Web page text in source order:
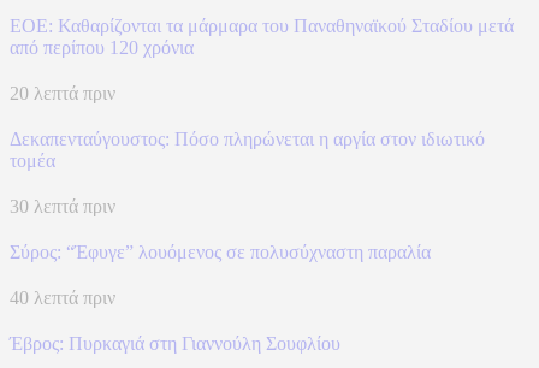
ΕΟΕ: Καθαρίζονται τα μάρμαρα του Παναθηναϊκού Σταδίου μετά
από περίπου 120 χρόνια
20 λεπτά πριν
Δεκαπενταύγουστος: Πόσο πληρώνεται η αργία στον ιδιωτικό
τομέα
30 λεπτά πριν
Σύρος: “Έφυγε” λουόμενος σε πολυσύχναστη παραλία
40 λεπτά πριν
Έβρος: Πυρκαγιά στη Γιαννούλη Σουφλίου